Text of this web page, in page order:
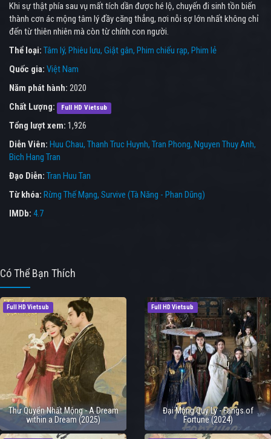
Khi sự thật phía sau vụ mất tích dần được hé lộ, chuyến đi sinh tồn biến
thành cơn ác mộng tâm lý đầy căng thẳng, nơi nỗi sợ lớn nhất không chỉ
đến từ thiên nhiên mà còn từ chính con người.
Thể loại: Tâm lý Phiêu lưu Giật gân Phim chiếu rạp Phim lẻ
Quốc gia: Việt Nam
Năm phát hành: 2020
Chất Lượng:
Full HD Vietsub
Tổng lượt xem: 1,926
Diễn Viên: Huu Chau Thanh Truc Huynh Tran Phong Nguyen Thuy Anh
Bich Hang Tran
Đạo Diễn: Tran Huu Tan
Từ khóa: Rừng Thế Mạng, Survive (Tà Năng - Phan Dũng)
IMDb: 4.7
Có Thể Bạn Thích
Full HD Vietsub
Thư Quyển Nhất Mộng - A Dream
within a Dream (2025)
Full HD Vietsub
Đại Mộng Quy Ly - Fangs of
Fortune (2024)